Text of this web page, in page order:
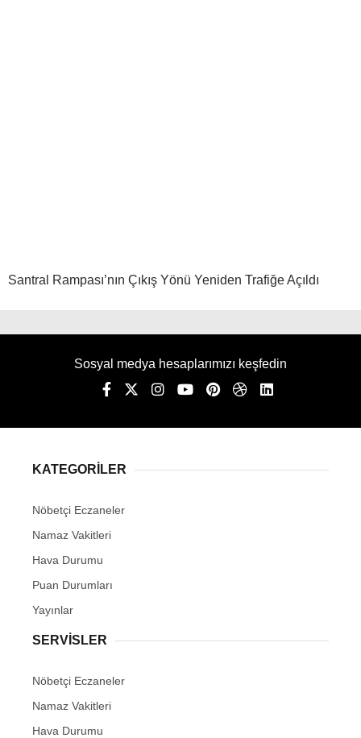
Santral Rampası’nın Çıkış Yönü Yeniden Trafiğe Açıldı
Sosyal medya hesaplarımızı keşfedin
KATEGORİLER
Nöbetçi Eczaneler
Namaz Vakitleri
Hava Durumu
Puan Durumları
Yayınlar
SERVİSLER
Nöbetçi Eczaneler
Namaz Vakitleri
Hava Durumu